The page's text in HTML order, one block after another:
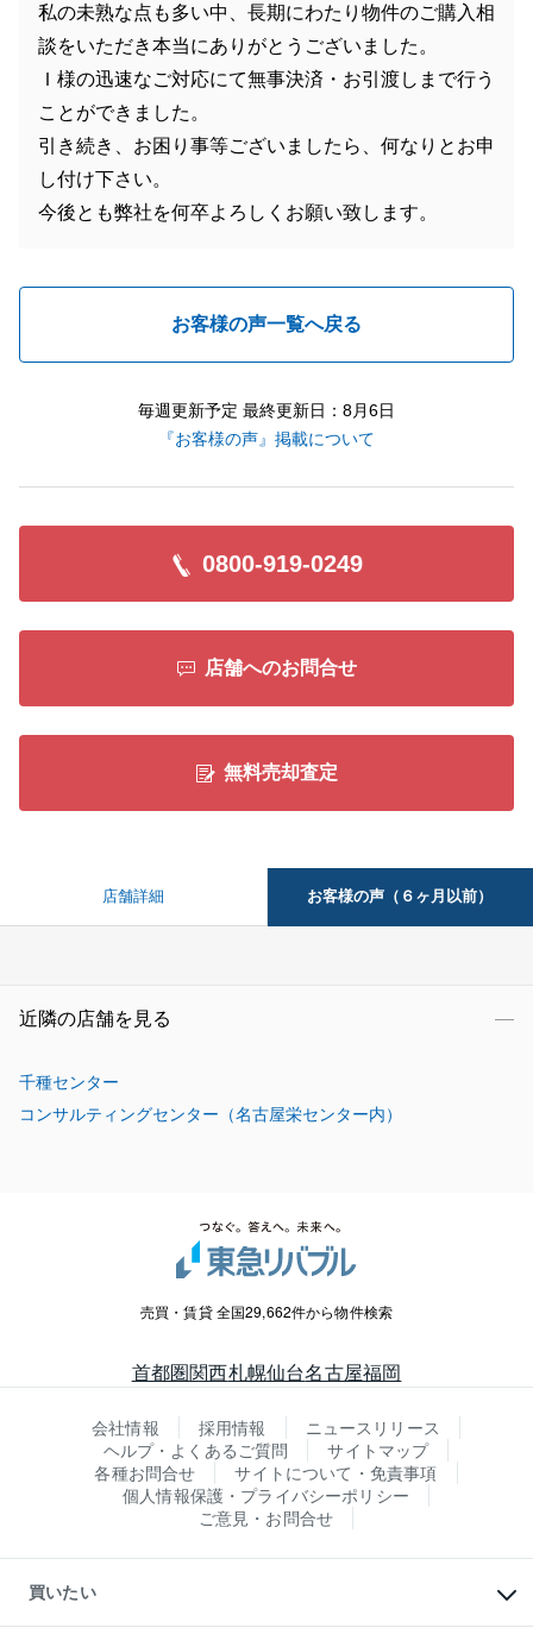
私の未熟な点も多い中、長期にわたり物件のご購入相
談をいただき本当にありがとうございました。
Ｉ様の迅速なご対応にて無事決済・お引渡しまで行う
ことができました。
引き続き、お困り事等ございましたら、何なりとお申
し付け下さい。
今後とも弊社を何卒よろしくお願い致します。
お客様の声一覧へ戻る
毎週更新予定 最終更新日：8月6日
『お客様の声』掲載について
0800-919-0249
店舗へのお問合せ
無料売却査定
店舗詳細 お客様の声（６ヶ月以前）
近隣の店舗を見る
千種センター
コンサルティングセンター（名古屋栄センター内）
売買・賃貸 全国29,662件から物件検索
首都圏関西札幌仙台名古屋福岡
会社情報 採用情報
ニュースリリース
ヘルプ・よくあるご質問
サイトマップ
各種お問合せ
サイトについて・免責事項
個人情報保護・プライバシーポリシー
ご意見・お問合せ
買いたい